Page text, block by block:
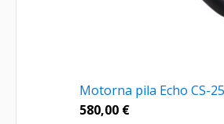
Motorna pila Echo CS-
580,00 €